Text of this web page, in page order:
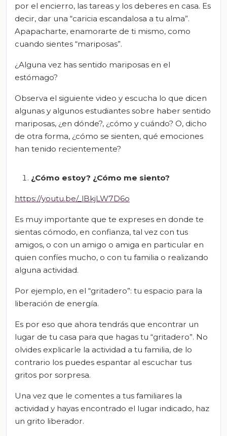
por el encierro, las tareas y los deberes en casa. Es
decir, dar una “caricia escandalosa a tu alma”.
Apapacharte, enamorarte de ti mismo, como
cuando sientes “mariposas”.
¿Alguna vez has sentido mariposas en el
estómago?
Observa el siguiente video y escucha lo que dicen
algunas y algunos estudiantes sobre haber sentido
mariposas, ¿en dónde?, ¿cómo y cuándo? O, dicho
de otra forma, ¿cómo se sienten, qué emociones
han tenido recientemente?
¿Cómo estoy? ¿Cómo me siento?
https://youtu.be/_lBkjLW7D6o
Es muy importante que te expreses en donde te
sientas cómodo, en confianza, tal vez con tus
amigos, o con un amigo o amiga en particular en
quien confíes mucho, o con tu familia o realizando
alguna actividad.
Por ejemplo, en el “gritadero”: tu espacio para la
liberación de energía.
Es por eso que ahora tendrás que encontrar un
lugar de tu casa para que hagas tu “gritadero”. No
olvides explicarle la actividad a tu familia, de lo
contrario los puedes espantar al escuchar tus
gritos por sorpresa.
Una vez que le comentes a tus familiares la
actividad y hayas encontrado el lugar indicado, haz
un grito liberador.